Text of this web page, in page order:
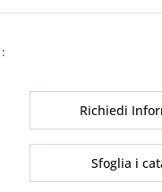
Richiedi
Sfoglia i